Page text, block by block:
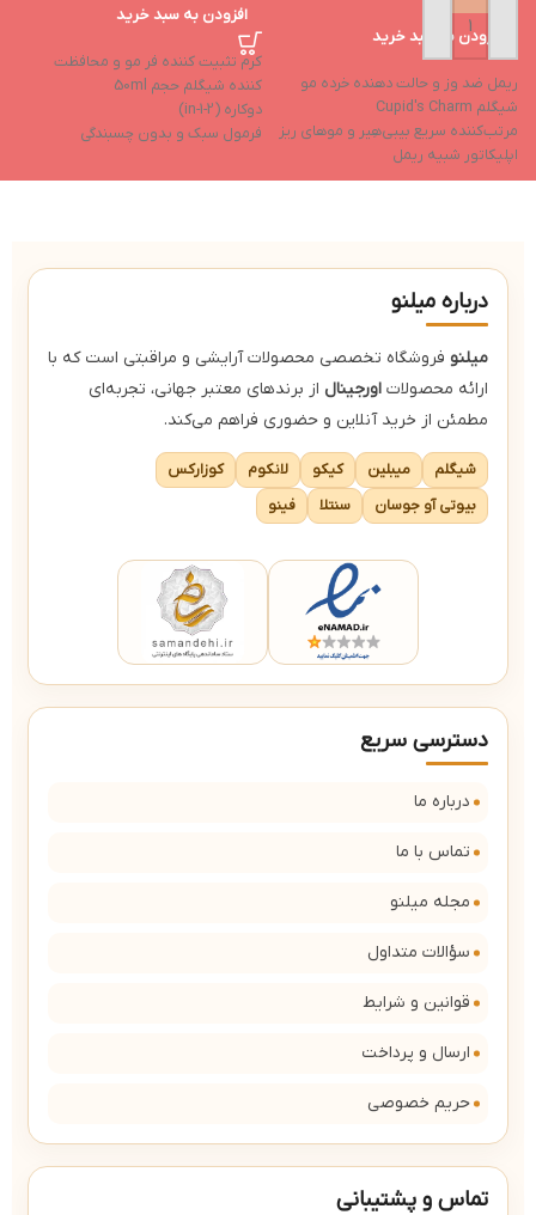
افزودن به سبد خرید
ریمل ضد وز و حالت دهنده خرده مو
شیگلم Cupid's Charm
مرتب‌کننده سریع بیبی‌هِیر و موهای ریز
اپلیکاتور شبیه ریمل
مناسب شینیون و دم‌اسبی
افزودن به سبد خرید
کرم تثبیت کننده فر مو و محافظت
کننده شیگلم حجم 50ml
دوکاره (2-in-1)
فرمول سبک و بدون چسبندگی
درباره میلنو
میلنو فروشگاه تخصصی محصولات آرایشی و مراقبتی است که با
ارائه محصولات اورجینال از برندهای معتبر جهانی، تجربه‌ای
مطمئن از خرید آنلاین و حضوری فراهم می‌کند.
شیگلم میبلین کیکو لانکوم
کوزارکس
بیوتی آو جوسان
سنتلا فینو
دسترسی سریع
درباره ما
تماس با ما
مجله میلنو
سؤالات متداول
قوانین و شرایط
ارسال و پرداخت
حریم خصوصی
تماس و پشتیبانی